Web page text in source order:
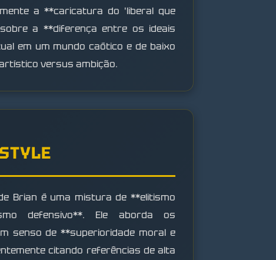
a **caricatura do 'liberal que
a **diferença entre os ideais
em um mundo caótico e de baixo
versus ambição.
Brian é uma mistura de **elitismo
defensivo**. Ele aborda os
senso de **superioridade moral e
citando referências de alta